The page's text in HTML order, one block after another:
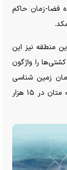
فضا‌-زمان حاکم
منطقه نیز این
را واژگون
زمین شناسی
ایالات متحده، هیچ نشانی از انتشار قابل توجه متان در ۱۵ هزار